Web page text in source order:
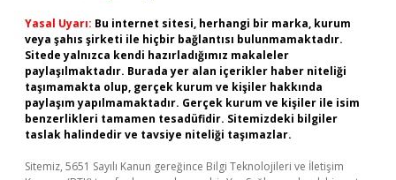
Yasal Uyarı: Bu internet sitesi, herhangi bir marka, kurum
veya şahıs şirketi ile hiçbir bağlantısı bulunmamaktadır.
Sitede yalnızca kendi hazırladığımız makaleler
paylaşılmaktadır. Burada yer alan içerikler haber niteliği
taşımamakta olup, gerçek kurum ve kişiler hakkında
paylaşım yapılmamaktadır. Gerçek kurum ve kişiler ile isim
benzerlikleri tamamen tesadüfidir. Sitemizdeki bilgiler
taslak halindedir ve tavsiye niteliği taşımazlar.
Sitemiz, 5651 Sayılı Kanun gereğince Bilgi Teknolojileri ve İletişim